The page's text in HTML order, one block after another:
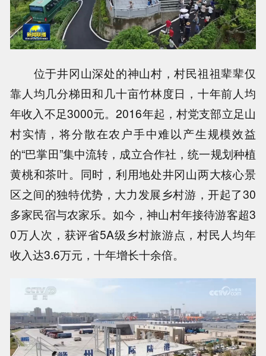
位于井冈山深处的神山村，村民祖祖辈辈仅
靠人均几分梯田和几十亩竹林度日，十年前人均
年收入不足3000元。2016年起，村党支部立足山
村实情，将分散在农户手中难以产生规模效益
的“巴掌田”集中流转，成立合作社，统一规划种植
黄桃和茶叶。同时，利用地处井冈山两大核心景
区之间的独特优势，大力发展乡村游，开起了30
多家民宿与农家乐。如今，神山村年接待游客超3
0万人次，获评省5A级乡村旅游点，村民人均年
收入达3.6万元，十年增长十余倍。